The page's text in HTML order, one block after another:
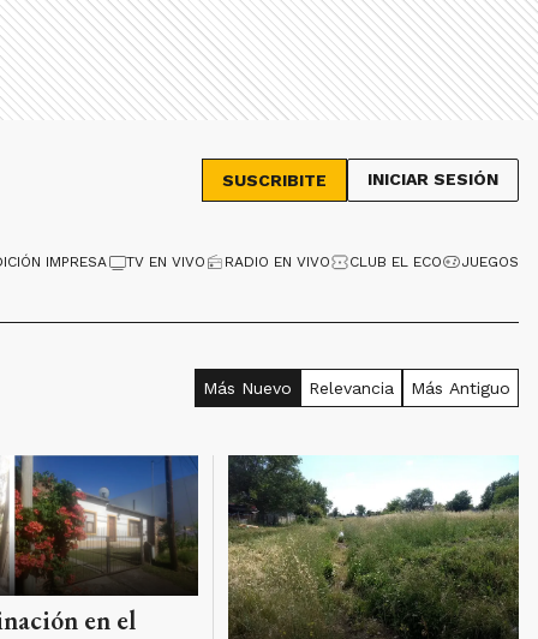
SUSCRIBITE INICIAR SESIÓN
IMPRESA TV EN VIVO RADIO EN VIVO CLUB EL ECO JUEGOS
Más Nuevo Relevancia Más Antiguo
en el